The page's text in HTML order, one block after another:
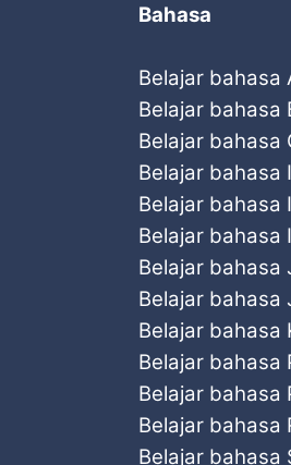
Bahasa
Belajar bahasa
Belajar bahasa
Belajar bahasa
Belajar bahasa
Belajar bahasa
Belajar bahasa
Belajar bahasa
Belajar bahasa
Belajar bahasa
Belajar bahasa
Belajar bahasa
Belajar bahasa
Belajar bahasa